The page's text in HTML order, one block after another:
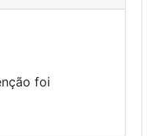
foi